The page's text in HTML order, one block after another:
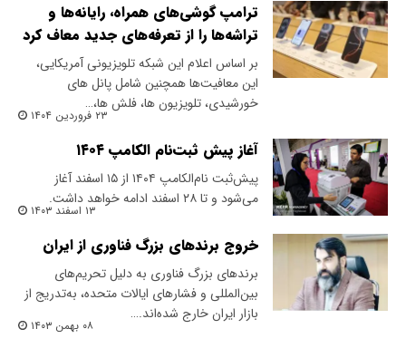
ترامپ گوشی‌های همراه، رایانه‌ها و
تراشه‌ها را از تعرفه‌های جدید معاف کرد
بر اساس اعلام این شبکه تلویزیونی آمریکایی،
این معافیت‌ها همچنین شامل پانل های
خورشیدی، تلویزیون ها، فلش ها،…
۲۳ فروردین ۱۴۰۴
آغاز پیش‌ ثبت‌نام الکامپ ۱۴۰۴
پیش‌ثبت نام‌الکامپ ۱۴۰۴ از ۱۵ اسفند آغاز
می‌شود و تا ۲۸ اسفند ادامه خواهد داشت.
۱۳ اسفند ۱۴۰۳
خروج برندهای بزرگ فناوری از ایران
برندهای بزرگ فناوری به دلیل تحریم‌های
بین‌المللی و فشارهای ایالات متحده، به‌تدریج از
بازار ایران خارج شده‌اند.…
۰۸ بهمن ۱۴۰۳